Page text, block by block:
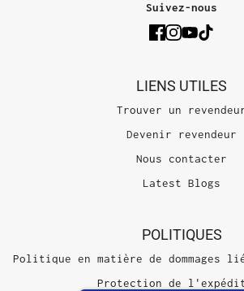
Suivez-nous
LIENS UTILES
Trouver un
Devenir revendeur
Nous contacter
Latest Blogs
POLITIQUES
Politique en matière de dommages
Protection de